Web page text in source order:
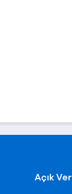
Açık